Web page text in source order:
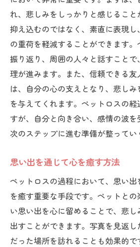
れ、悲しみをしっかりと感じるこ
抑え込むのではなく、素直に表現
の重荷を軽減することができます
振り返り、周囲の人々と話すこと
理が進みます。また、信頼できる
は、自分の心の支えとなり、悲し
を与えてくれます。ペットロスの
すが、自分と向き合い、感情の波を
次のステップに進む準備が整ってい
思い出を通じて心を癒す方法
ペットロスの過程において、思い
を癒す重要な手段です。ペットと
い思い出を心に留めることで、悲
出すことができます。写真を見返し
だった場所を訪れることも効果的